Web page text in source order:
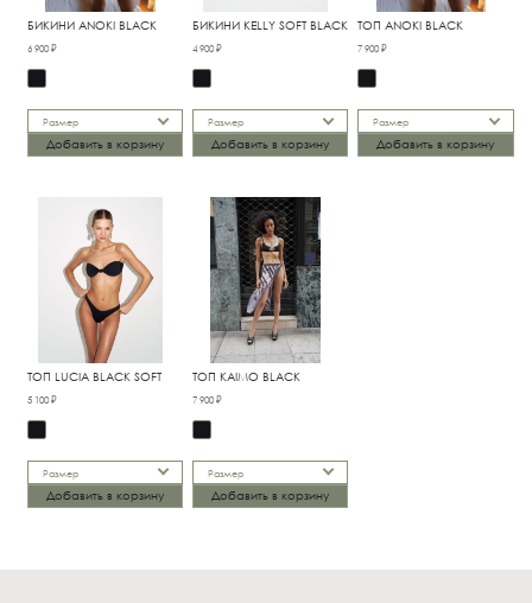
БИКИНИ ANOKI BLACK
6 900 ₽
Размер
Добавить в корзину
БИКИНИ KELLY SOFT BLACK
4 900 ₽
Размер
Добавить в корзину
ТОП ANOKI BLACK
7 900 ₽
Размер
Добавить в корзину
ТОП LUCIA BLACK SOFT
5 100 ₽
Размер
Добавить в корзину
ТОП KAIMO BLACK
7 900 ₽
Размер
Добавить в корзину